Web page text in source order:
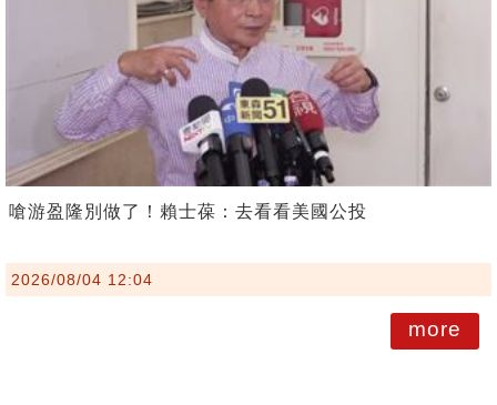
嗆游盈隆別做了！賴士葆：去看看美國公投
2026/08/04 12:04
more